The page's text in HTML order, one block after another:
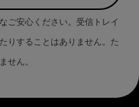
ご安心ください。受信トレイ
りすることはありません。た
せん。